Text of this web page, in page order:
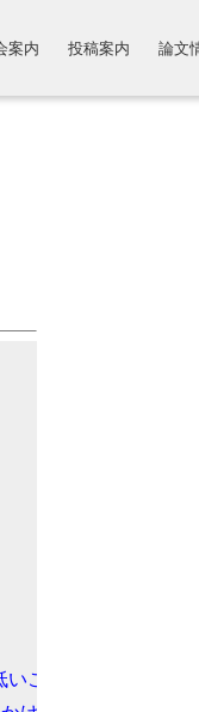
案内 投稿案内 論文
こと、単純な工